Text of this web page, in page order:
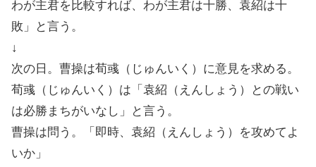
わが主君を比較すれば、わが主君は十勝、袁紹は十
敗」と言う。
↓
次の日。曹操は荀彧（じゅんいく）に意見を求める。
荀彧（じゅんいく）は「袁紹（えんしょう）との戦い
は必勝まちがいなし」と言う。
曹操は問う。「即時、袁紹（えんしょう）を攻めてよ
いか」